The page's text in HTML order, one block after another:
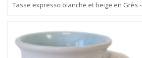
Tasse expresso blanche et beige en Grès